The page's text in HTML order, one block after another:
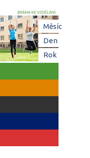
Měsíc
Den(aktivní
Rok